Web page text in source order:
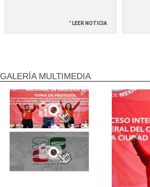
° LEER NOTICIA
GALERÍA MULTIMEDIA